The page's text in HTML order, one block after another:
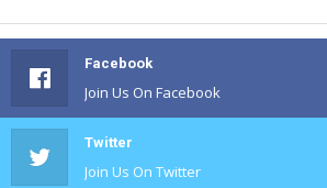
Facebook
Join Us On Facebook
Twitter
Join Us On Twitter